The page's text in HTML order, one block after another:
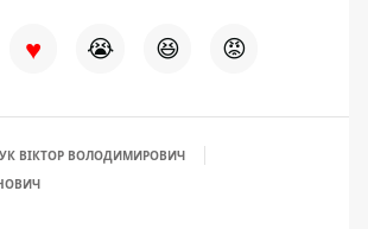
♥ 😭 😆 😡
ВІКТОР ВОЛОДИМИРОВИЧ